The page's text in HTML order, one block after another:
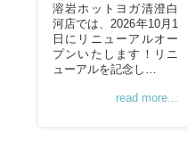
溶岩ホットヨガ清澄白
河店では、2026年10月1
日にリニューアルオー
プンいたします！リニ
ューアルを記念し…
read more...